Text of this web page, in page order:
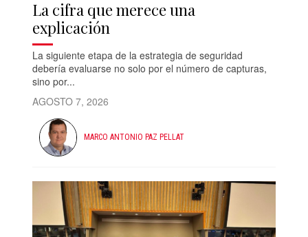
La cifra que merece una
explicación
La siguiente etapa de la estrategia de seguridad
debería evaluarse no solo por el número de capturas,
sino por...
AGOSTO 7, 2026
MARCO ANTONIO PAZ PELLAT